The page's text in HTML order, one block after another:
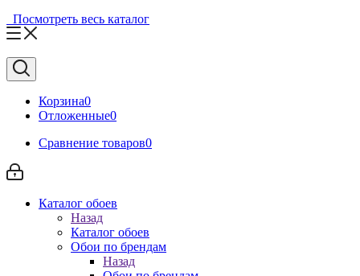
Посмотреть весь каталог
Корзина0
Отложенные0
Сравнение товаров0
Каталог обоев
Назад
Каталог обоев
Обои по брендам
Назад